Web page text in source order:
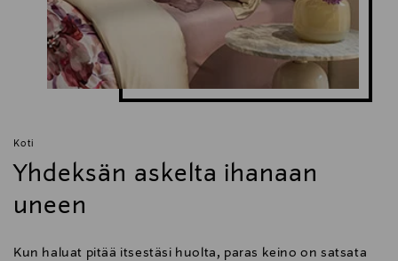
Koti
Yhdeksän askelta ihanaan
uneen
Kun haluat pitää itsestäsi huolta, paras keino on satsata